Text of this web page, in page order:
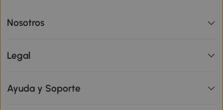
Nosotros
Legal
Ayuda y Soporte